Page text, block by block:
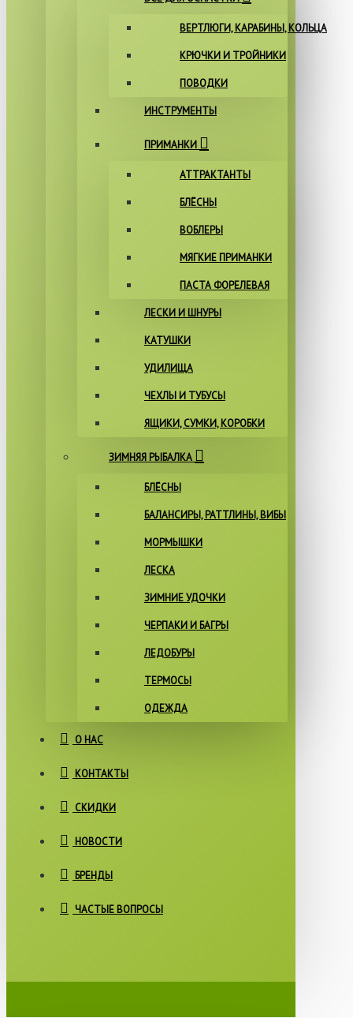
ВЕРТЛЮГИ, КАРАБИНЫ, КОЛЬЦА
КРЮЧКИ И ТРОЙНИКИ
ПОВОДКИ
ИНСТРУМЕНТЫ
ПРИМАНКИ
АТТРАКТАНТЫ
БЛЁСНЫ
ВОБЛЕРЫ
МЯГКИЕ ПРИМАНКИ
ПАСТА ФОРЕЛЕВАЯ
ЛЕСКИ И ШНУРЫ
КАТУШКИ
УДИЛИЩА
ЧЕХЛЫ И ТУБУСЫ
ЯЩИКИ, СУМКИ, КОРОБКИ
ЗИМНЯЯ РЫБАЛКА
БЛЁСНЫ
БАЛАНСИРЫ, РАТТЛИНЫ, ВИБЫ
МОРМЫШКИ
ЛЕСКА
ЗИМНИЕ УДОЧКИ
ЧЕРПАКИ И БАГРЫ
ЛЕДОБУРЫ
ТЕРМОСЫ
ОДЕЖДА
О НАС
КОНТАКТЫ
СКИДКИ
НОВОСТИ
БРЕНДЫ
ЧАСТЫЕ ВОПРОСЫ